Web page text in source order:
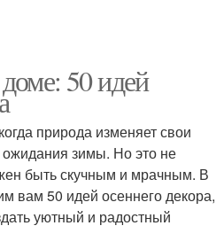
50 идей
природа изменяет свои
ожидания зимы. Но это не
быть скучным и мрачным. В
вам 50 идей осеннего декора,
уютный и радостный